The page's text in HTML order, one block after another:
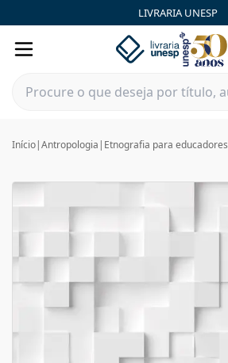
LIVRARIA UNESP
Início|Antropologia | Etnografia para educadores